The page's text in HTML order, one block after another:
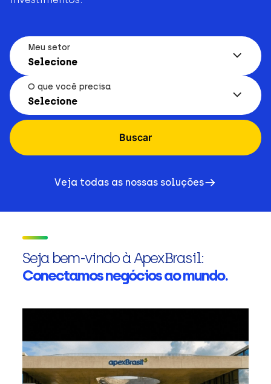
Meu setor
Selecione
O que você precisa
Selecione
Buscar
Veja todas as nossas soluções
Seja bem-vindo à ApexBrasil:
Conectamos negócios ao mundo.